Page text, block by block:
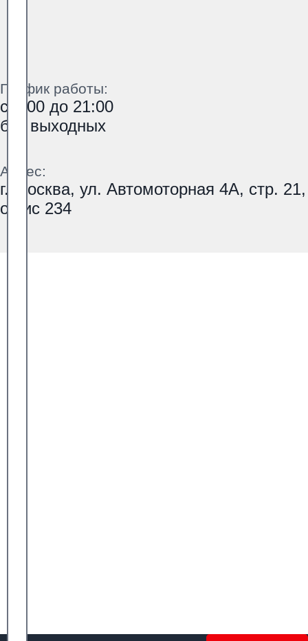
График работы:
с 9:00 до 21:00
без выходных
Адрес:
г. Москва, ул. Автомоторная 4А, стр. 21,
офис 234